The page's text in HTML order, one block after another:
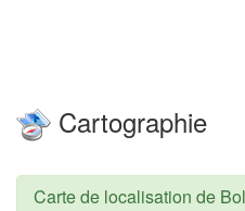
Cartographie
Carte de localisation de